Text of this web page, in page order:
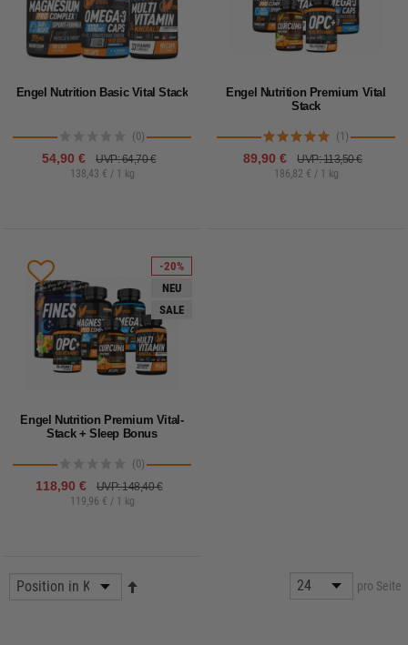
Engel Nutrition Basic Vital Stack
(0)
54,90 €
UVP: 64,70 €
138,43 € / 1 kg
Engel Nutrition Premium Vital
Stack
(1)
89,90 €
UVP: 113,50 €
186,82 € / 1 kg
-20%
NEU
SALE
Engel Nutrition Premium Vital-
Stack + Sleep Bonus
(0)
118,90 €
UVP: 148,40 €
119,96 € / 1 kg
pro Seite